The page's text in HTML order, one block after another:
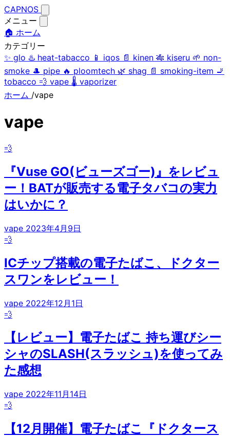
CAPNOS
メニュー
🏠 ホーム
カテゴリー
✨ glo ♨️ heat-tabacco 📱 iqos 📄 kinen 🎋 kiseru 🌱 non-
smoke 🎩 pipe 🔥 ploomtech 🌿 shag 📄 smoking-item 🚬
tobacco 💨 vape 🌡️ vaporizer
ホーム /vape
vape
💨
『Vuse GO(ビューズゴー)』をレビュ
ー！BATが販売する電子タバコの実力
はいかに？
vape 2023年4月9日
💨
ICチップ搭載の電子たばこ、ドクター
スワンをレビュー！
vape 2022年12月1日
💨
【レビュー】電子たばこ 持ち運びシー
シャのSLASH(スラッシュ)を使ってみ
た感想
vape 2022年11月14日
💨
【12月開催】電子たばこ『ドクタース